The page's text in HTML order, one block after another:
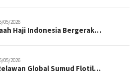
05/2026
Haji Indonesia Bergerak…
05/2026
Global Sumud Flotil…